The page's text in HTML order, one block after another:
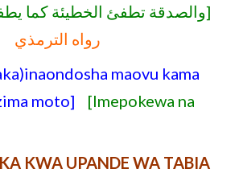
[والصدقة تطفئ الخطيئة كما
رواه الترمذي
maovu kama
moto] [Imepokewa na
KWA UPANDE WA TABIA